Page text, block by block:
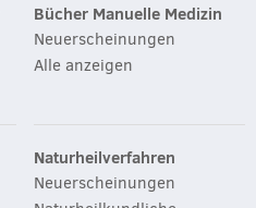
Bücher Manuelle Medizin
Neuerscheinungen
Alle anzeigen
Naturheilverfahren
Neuerscheinungen